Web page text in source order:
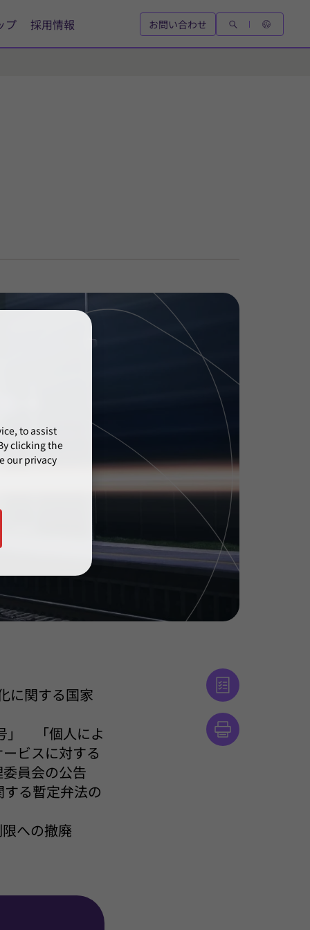
プ 採用情報 お問い合わせ
に関する国家
」 「個人によ
ビスに対する
員会の公告
る暫定弁法の
への撤廃
to assist
clicking the
our privacy